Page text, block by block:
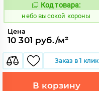
1111413
Код товара:
небо высокой короны
Цена
10 301 руб./м²
Заказ в 1 клик
В корзину